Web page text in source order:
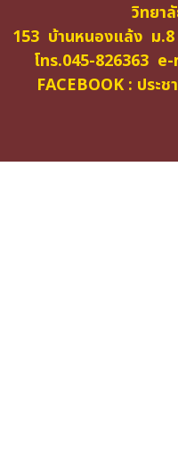
วิทยา
153 บ้านหนองแล้ง ม
โทร.045-826363
FACEBOOK : ประ